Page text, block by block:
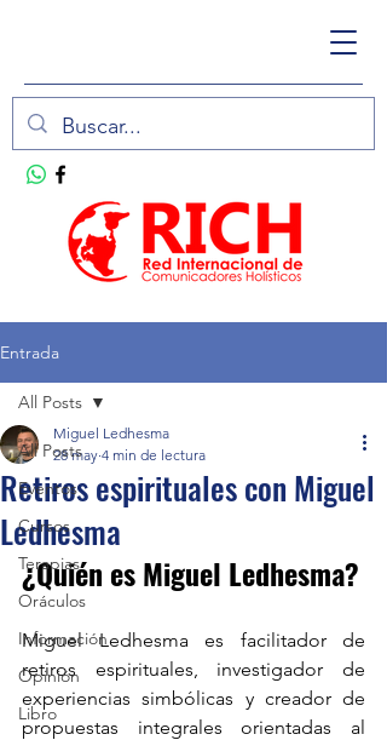
Entrada
All Posts
Eventos
Cursos
Terapias
Oráculos
Información
Opinión
Libro
All Posts
Retiros espirituales con Miguel
Ledhesma
Miguel Ledhesma
28 may 4 min de lectura
¿Quién es Miguel Ledhesma?
Miguel Ledhesma es facilitador de
retiros espirituales, investigador de
experiencias simbólicas y creador de
propuestas integrales orientadas al